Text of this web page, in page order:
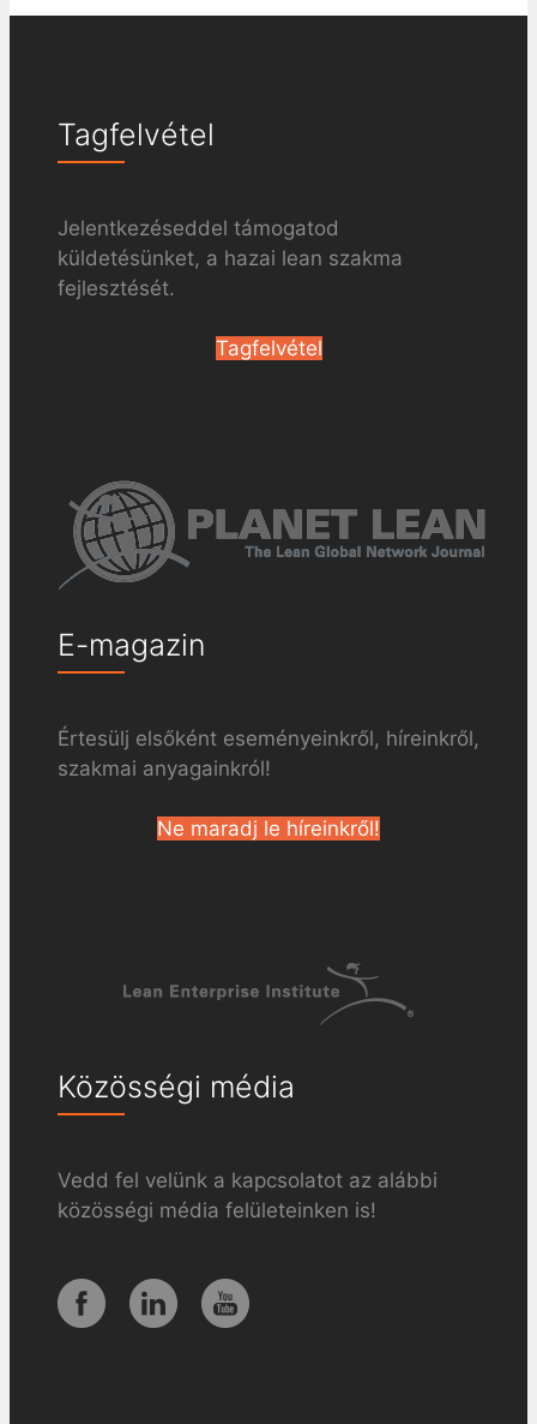
Tagfelvétel
Jelentkezéseddel támogatod
küldetésünket, a hazai lean szakma
fejlesztését.
Tagfelvétel
E-magazin
Értesülj elsőként eseményeinkről, híreinkről,
szakmai anyagainkról!
Ne maradj le híreinkről!
Közösségi média
Vedd fel velünk a kapcsolatot az alábbi
közösségi média felületeinken is!